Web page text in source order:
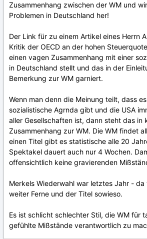
Zusammenhang zwischen der WM und
Problemen in Deutschland her!
Der Link für zu einem Artikel eines Herrn
Kritik der OECD an der hohen
einen vagen Zusammenhang mit einer
in Deutschland stellt und das in der
Bemerkung zur WM garniert.
Wenn man denn die Meinung teilt, dass
sozialistische Agrnda gibt und die USA
aller Gesellschaften ist, dann steht das in
Zusammenhang zur WM. Die WM findet
einen Titel gibt es statistische alle 20
Spektakel dauert auch nur 4 Wochen.
offensichtlich keine gravierenden
Merkels Wiederwahl war letztes Jahr - da
weiter Ferne und der Titel sowieso.
Es ist schlicht schlechter Stil, die WM für
gefühlte Mißstände verantwortlich zu